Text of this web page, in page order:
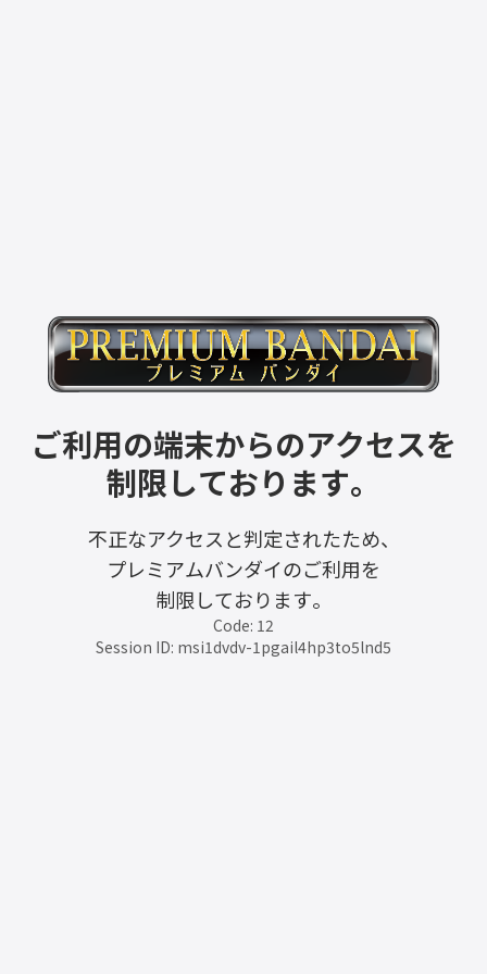
ご利用の端末からのアクセスを
制限しております。
不正なアクセスと判定されたため、
プレミアムバンダイのご利用を
制限しております。
Code: 12
Session ID: msi1dvdv-1pgail4hp3to5lnd5